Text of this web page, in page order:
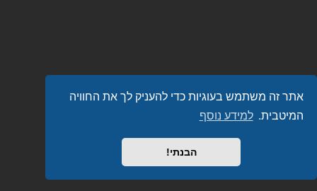
אתר זה משתמש בעוגיות כדי להעניק לך את החוויה
המיטבית. למידע נוסף
הבנתי!